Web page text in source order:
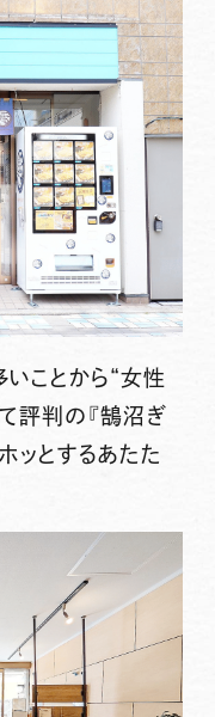
ことから“女性
評判の『鵠沼ぎ
ッとするあたた